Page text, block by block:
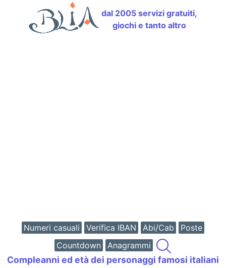
dal 2005 servizi gratuiti,
giochi e tanto altro
Numeri casuali Verifica IBAN Abi/Cab
Poste
Countdown
Anagrammi
Compleanni ed età dei personaggi famosi italiani